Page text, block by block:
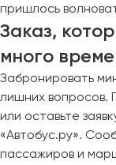
пришлось
Заказ,
много
Забронировать
лишних вопросов.
или оставьте
«Автобус.ру».
пассажиров и